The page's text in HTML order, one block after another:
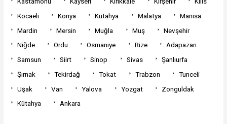
Kocaeli
Konya Kütahya Malatya
Manisa
Mardin
Mersin Muğla Muş
Nevşehir
Niğde
Ordu Osmaniye Rize
Adapazarı
Samsun
Siirt Sinop Sivas
Şanlıurfa
Şırnak
Tekirdağ Tokat Trabzon
Tunceli
Uşak
Van Yalova Yozgat
Zonguldak
Kütahya
Ankara